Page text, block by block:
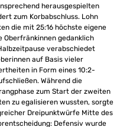
herausgespielten
zum Korbabschluss. Lohn
die mit 25:16 höchste eigene
Oberfränkinnen gedanklich
verabschiedet
auf Basis vieler
in Form eines 10:2-
Während die
zum Start der zweiten
zu egalisieren wussten, sorgte
Dreipunktwürfe Mitte des
Defensiv wurde